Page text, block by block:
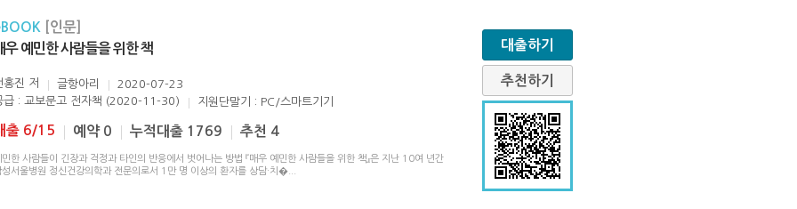
[인문]
우 예민한 사람들을 위한 책
홍진 저 글항아리
2020-07-23
급 : 교보문고 전자책 (2020-11-30)
지원단말기 : PC/스마트기기
출 6/15 예약 0 누적대출 1769 추천 4
민한 사람들이 긴장과 걱정과 타인의 반응에서 벗어나는 방법 『매우 예민한 사람들을 위한 책』은 지난 10여 년간
성서울병원 정신건강의학과 전문의로서 1만 명 이상의 환자를 상담·치�
대출하기
추천하기